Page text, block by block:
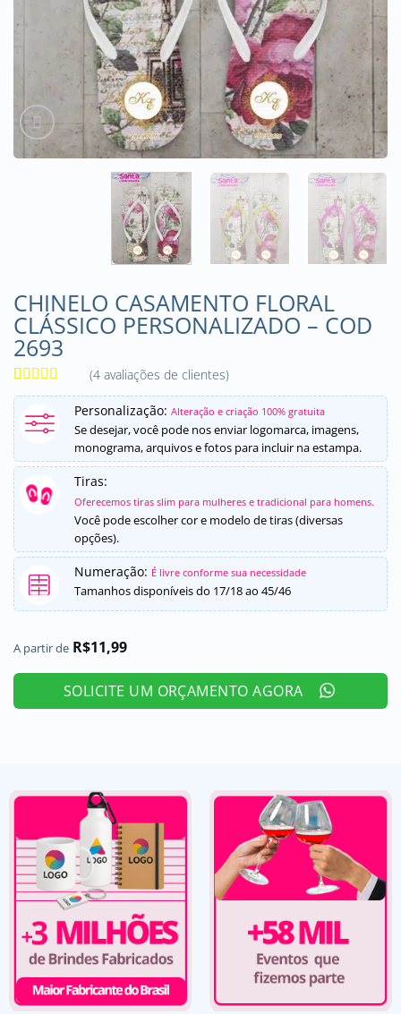
CHINELO CASAMENTO FLORAL
CLÁSSICO PERSONALIZADO – COD
2693
Avaliado
como
5, com
baseado em
4
avaliações
de clientes
(4avaliações de clientes)
Personalização: Alteração e criação 100% gratuita
Se desejar, você pode nos enviar logomarca, imagens,
monograma, arquivos e fotos para incluir na estampa.
Tiras:
Oferecemos tiras slim para mulheres e tradicional para homens.
Você pode escolher cor e modelo de tiras (diversas
opções).
Numeração: É livre conforme sua necessidade
Tamanhos disponíveis do 17/18 ao 45/46
A partir de R$11,99
SOLICITE UM ORÇAMENTO AGORA